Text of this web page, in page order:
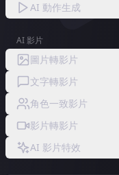
AI 動作生成
AI 影片
圖片轉影片
文字轉影片
角色一致影片
影片轉影片
AI 影片特效